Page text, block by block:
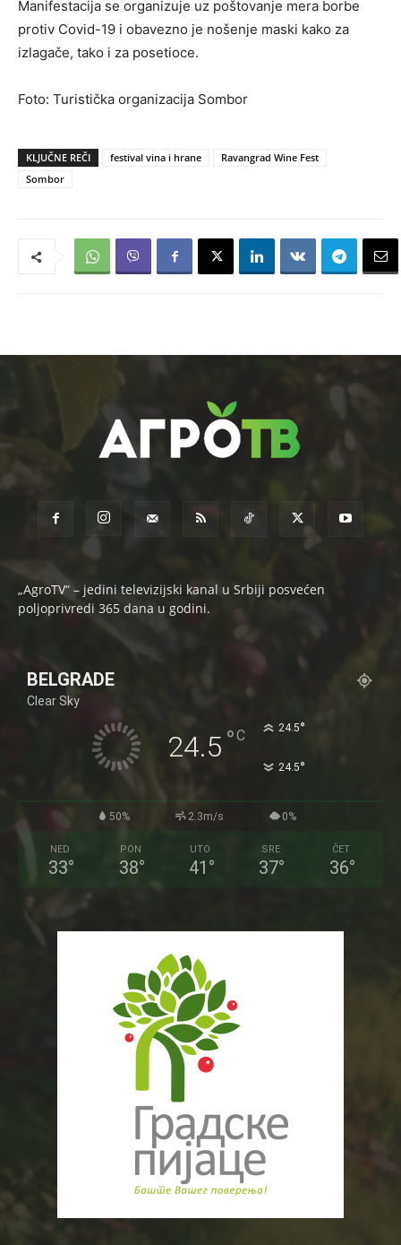
Manifestacija se organizuje uz poštovanje mera borbe
protiv Covid-19 i obavezno je nošenje maski kako za
izlagače, tako i za posetioce.
Foto: Turistička organizacija Sombor
KLJUČNE REČI festival vina i hrane
Ravangrad Wine Fest
Sombor
„AgroTV“ – jedini televizijski kanal u Srbiji posvećen
poljoprivredi 365 dana u godini.
BELGRADE
Clear Sky
24.5 °C 24.5°
24.5°
50% 2.3m/s 0%
NED
33°
PON
38°
UTO
41 °
SRE
37°
ČET
36°